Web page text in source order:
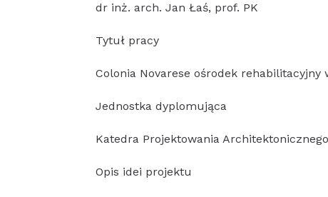
dr inż. arch. Jan Łaś, prof. PK
Tytuł pracy
Colonia Novarese ośrodek rehabilitacyjny
Jednostka dyplomująca
Katedra Projektowania
Opis idei projektu